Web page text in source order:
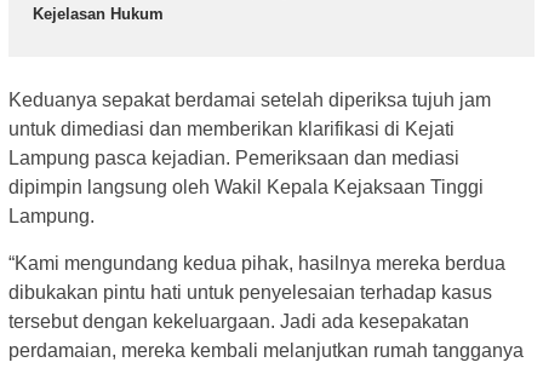
Kejelasan Hukum
Keduanya sepakat berdamai setelah diperiksa tujuh jam
untuk dimediasi dan memberikan klarifikasi di Kejati
Lampung pasca kejadian. Pemeriksaan dan mediasi
dipimpin langsung oleh Wakil Kepala Kejaksaan Tinggi
Lampung.
“Kami mengundang kedua pihak, hasilnya mereka berdua
dibukakan pintu hati untuk penyelesaian terhadap kasus
tersebut dengan kekeluargaan. Jadi ada kesepakatan
perdamaian, mereka kembali melanjutkan rumah tangganya